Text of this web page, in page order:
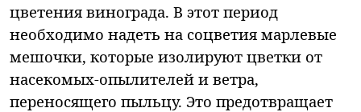
цветения винограда. В этот период
необходимо надеть на соцветия марлевые
мешочки, которые изолируют цветки от
насекомых-опылителей и ветра,
переносящего пыльцу. Это предотвращает